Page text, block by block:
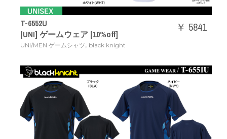
T-6552U
[UNI] ゲームウェア [10%off]
UNI/MEN ゲームシャツ, black knight
￥ 5841